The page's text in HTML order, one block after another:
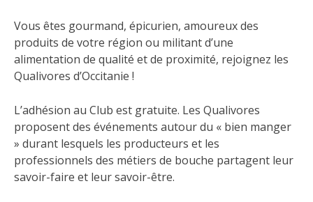
Vous êtes gourmand, épicurien, amoureux des
produits de votre région ou militant d’une
alimentation de qualité et de proximité, rejoignez les
Qualivores d’Occitanie !
L’adhésion au Club est gratuite. Les Qualivores
proposent des événements autour du « bien manger
» durant lesquels les producteurs et les
professionnels des métiers de bouche partagent leur
savoir-faire et leur savoir-être.